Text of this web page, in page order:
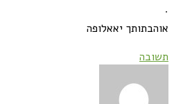
.
אוהבתותך יאאלופה
תשובה